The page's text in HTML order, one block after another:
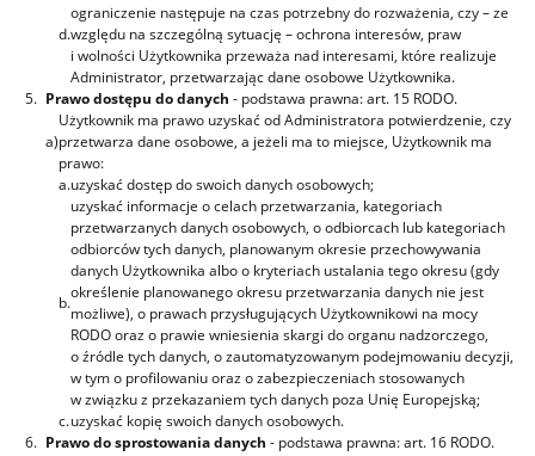
d.
ograniczenie następuje na czas potrzebny do rozważenia, czy – ze
względu na szczególną sytuację – ochrona interesów, praw
i wolności Użytkownika przeważa nad interesami, które realizuje
Administrator, przetwarzając dane osobowe Użytkownika.
5. Prawo dostępu do danych - podstawa prawna: art. 15 RODO.
a)
Użytkownik ma prawo uzyskać od Administratora potwierdzenie, czy
przetwarza dane osobowe, a jeżeli ma to miejsce, Użytkownik ma
prawo:
a.uzyskać dostęp do swoich danych osobowych;
b.
uzyskać informacje o celach przetwarzania, kategoriach
przetwarzanych danych osobowych, o odbiorcach lub kategoriach
odbiorców tych danych, planowanym okresie przechowywania
danych Użytkownika albo o kryteriach ustalania tego okresu (gdy
określenie planowanego okresu przetwarzania danych nie jest
możliwe), o prawach przysługujących Użytkownikowi na mocy
RODO oraz o prawie wniesienia skargi do organu nadzorczego,
o źródle tych danych, o zautomatyzowanym podejmowaniu decyzji,
w tym o profilowaniu oraz o zabezpieczeniach stosowanych
w związku z przekazaniem tych danych poza Unię Europejską;
c.uzyskać kopię swoich danych osobowych.
6. Prawo do sprostowania danych - podstawa prawna: art. 16 RODO.